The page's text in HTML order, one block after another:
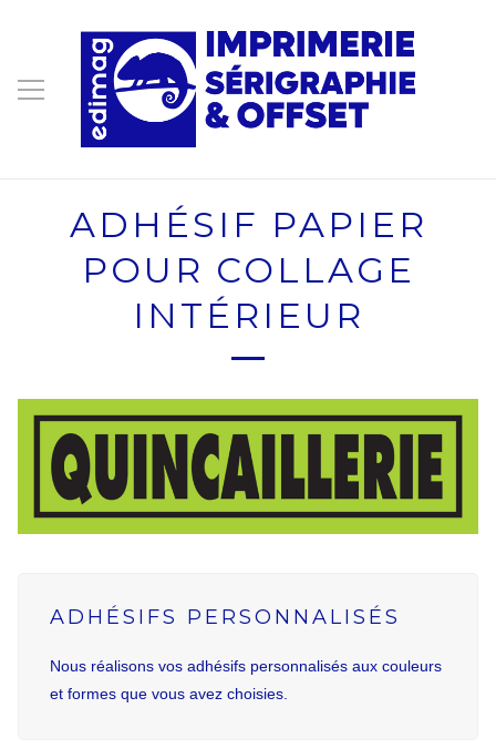
ADHÉSIF PAPIER
POUR COLLAGE
INTÉRIEUR
ADHÉSIFS PERSONNALISÉS
Nous réalisons vos adhésifs personnalisés aux couleurs
et formes que vous avez choisies.